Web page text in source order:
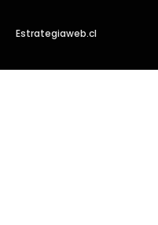
Estrategiaweb.cl